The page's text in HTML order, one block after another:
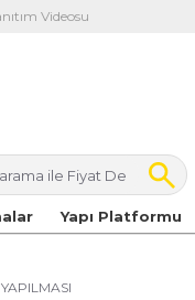
Videosu
Yapı Platformu